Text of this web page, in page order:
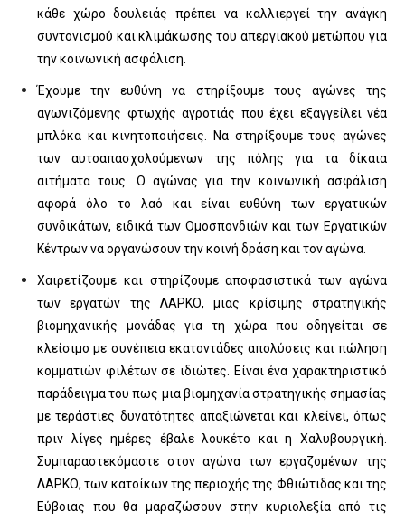
κάθε χώρο δουλειάς πρέπει να καλλιεργεί την ανάγκη
συντονισμού και κλιμάκωσης του απεργιακού μετώπου για
την κοινωνική ασφάλιση.
Έχουμε την ευθύνη να στηρίξουμε τους αγώνες της
αγωνιζόμενης φτωχής αγροτιάς που έχει εξαγγείλει νέα
μπλόκα και κινητοποιήσεις. Να στηρίξουμε τους αγώνες
των αυτοαπασχολούμενων της πόλης για τα δίκαια
αιτήματα τους. Ο αγώνας για την κοινωνική ασφάλιση
αφορά όλο το λαό και είναι ευθύνη των εργατικών
συνδικάτων, ειδικά των Ομοσπονδιών και των Εργατικών
Κέντρων να οργανώσουν την κοινή δράση και τον αγώνα.
Χαιρετίζουμε και στηρίζουμε αποφασιστικά των αγώνα
των εργατών της ΛΑΡΚΟ, μιας κρίσιμης στρατηγικής
βιομηχανικής μονάδας για τη χώρα που οδηγείται σε
κλείσιμο με συνέπεια εκατοντάδες απολύσεις και πώληση
κομματιών φιλέτων σε ιδιώτες. Είναι ένα χαρακτηριστικό
παράδειγμα του πως μια βιομηχανία στρατηγικής σημασίας
με τεράστιες δυνατότητες απαξιώνεται και κλείνει, όπως
πριν λίγες ημέρες έβαλε λουκέτο και η Χαλυβουργική.
Συμπαραστεκόμαστε στον αγώνα των εργαζομένων της
ΛΑΡΚΟ, των κατοίκων της περιοχής της Φθιώτιδας και της
Εύβοιας που θα μαραζώσουν στην κυριολεξία από τις